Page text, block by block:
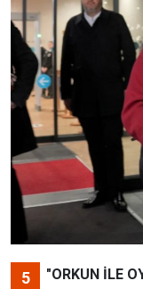
5 "ORKUN İLE